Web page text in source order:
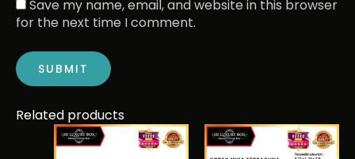
Save my name, email, and website in this browser
for the next time I comment.
Related products
This
product